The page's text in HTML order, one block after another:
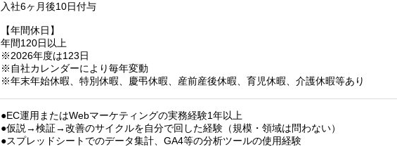
入社6ヶ月後10日付与
【年間休日】
年間120日以上
※2026年度は123日
※自社カレンダーにより毎年変動
※年末年始休暇、特別休暇、慶弔休暇、産前産後休暇、育児休暇、介護休暇等あり
●EC運用またはWebマーケティングの実務経験1年以上
●仮説→検証→改善のサイクルを自分で回した経験（規模・領域は問わない）
●スプレッドシートでのデータ集計、GA4等の分析ツールの使用経験